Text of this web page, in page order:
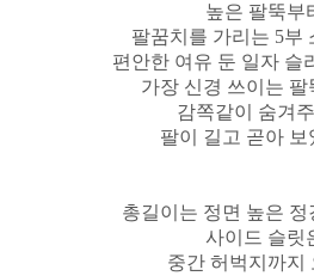
높은 팔뚝부
팔꿈치를 가리는 5부
편안한 여유 둔 일자 슬
가장 신경 쓰이는 팔
감쪽같이 숨겨
팔이 길고 곧아 보
총길이는 정면 높은 정
사이드 슬릿
중간 허벅지까지